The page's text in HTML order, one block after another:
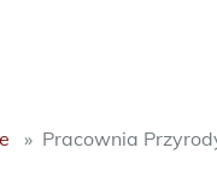
Pracownia